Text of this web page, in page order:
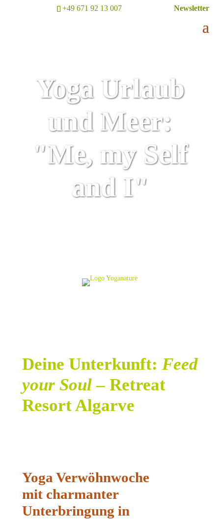
+49 671 92 13 007 Newsletter
Yoga Urlaub
und Meer:
"Me, my Self
and I"
Deine Unterkunft: Feed
your Soul– Retreat
Resort Algarve
Yoga Verwöhnwoche
mit charmanter
Unterbringung in